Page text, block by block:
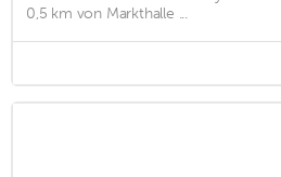
0,5 km von Markthalle ...